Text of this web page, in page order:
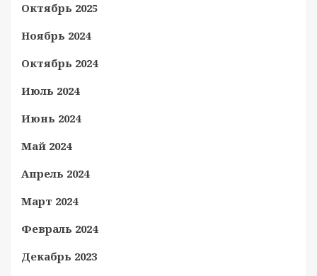
Октябрь 2025
Ноябрь 2024
Октябрь 2024
Июль 2024
Июнь 2024
Май 2024
Апрель 2024
Март 2024
Февраль 2024
Декабрь 2023